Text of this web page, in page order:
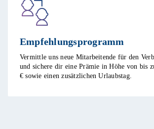
Empfehlungsprogramm​
Vermittle uns neue Mitarbeitende für den
und sichere dir eine Prämie in Höhe von bis
€ sowie einen zusätzlichen Urlaubstag.​